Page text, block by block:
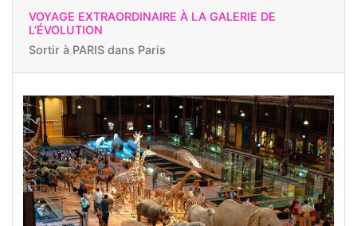
VOYAGE EXTRAORDINAIRE À LA GALERIE DE
L’ÉVOLUTION
Sortir à PARIS dans Paris